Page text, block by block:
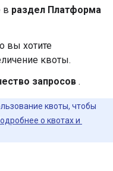
в раздел Платформа
вы хотите
квоты.
запросов .
квоты, чтобы
о квотах и